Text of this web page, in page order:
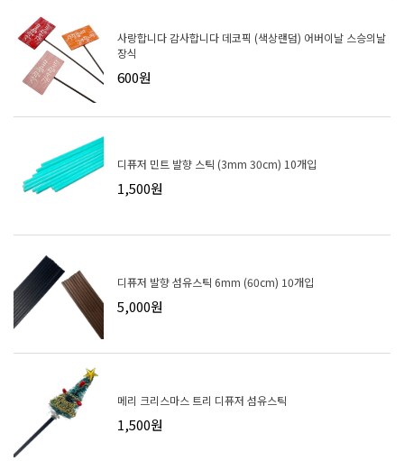
사랑합니다 감사합니다 데코픽 (색상랜덤) 어버이날 스승의날
장식
600원
디퓨저 민트 발향 스틱 (3mm 30cm) 10개입
1,500원
디퓨저 발향 섬유스틱 6mm (60cm) 10개입
5,000원
메리 크리스마스 트리 디퓨저 섬유스틱
1,500원